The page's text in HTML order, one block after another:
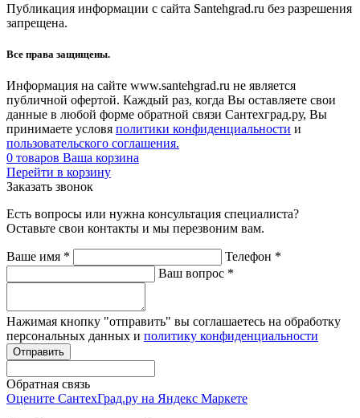
Публикация информации с сайта Santehgrad.ru без разрешения
запрещена.
Все права защищены.
Информация на сайте www.santehgrad.ru не является
публичной офертой. Каждый раз, когда Вы оставляете свои
данные в любой форме обратной связи Сантехград.ру, Вы
принимаете условя политики конфиденциальности и
пользовательского соглашения.
0 товаров Ваша корзина
Перейти в корзину
Заказать звонок
Есть вопросы или нужна консультация специалиста?
Оставьте свои контакты и мы перезвоним вам.
Ваше имя * Телефон *
Ваш вопрос *
Нажимая кнопку "отправить" вы соглашаетесь на обработку
персональных данных и политику конфиденциальности
Обратная связь
Оцените СантехГрад.ру на Яндекс Маркете